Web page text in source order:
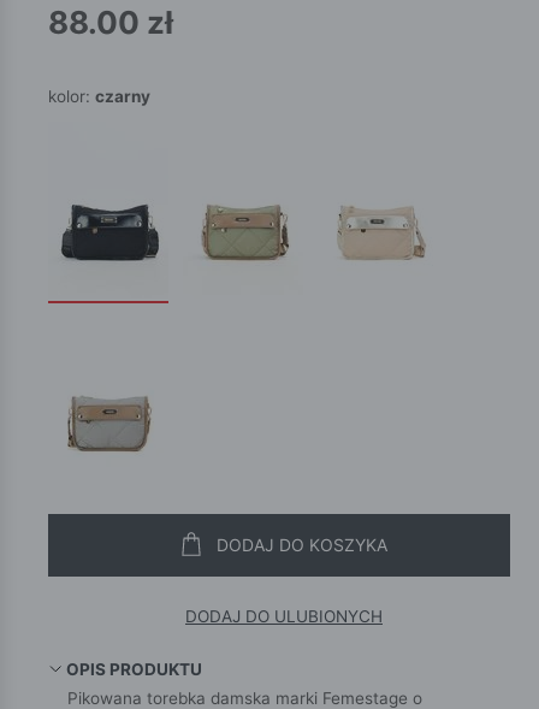
88.00 zł
kolor: czarny
DODAJ DO KOSZYKA
DODAJ DO ULUBIONYCH
OPIS PRODUKTU
Pikowana torebka damska marki Femestage o